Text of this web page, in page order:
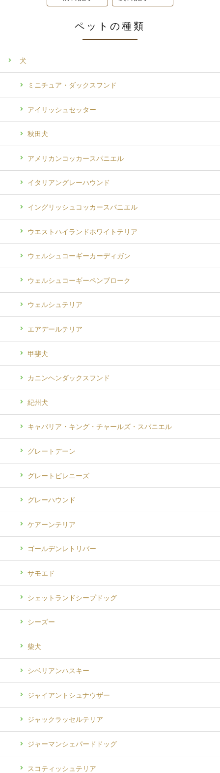
ペットの種類
犬
ミニチュア・ダックスフンド
アイリッシュセッター
秋田犬
アメリカンコッカースパニエル
イタリアングレーハウンド
イングリッシュコッカースパニエル
ウエストハイランドホワイトテリア
ウェルシュコーギーカーディガン
ウェルシュコーギーペンブローク
ウェルシュテリア
エアデールテリア
甲斐犬
カニンヘンダックスフンド
紀州犬
キャバリア・キング・チャールズ・スパニエル
グレートデーン
グレートピレニーズ
グレーハウンド
ケアーンテリア
ゴールデンレトリバー
サモエド
シェットランドシープドッグ
シーズー
柴犬
シベリアンハスキー
ジャイアントシュナウザー
ジャックラッセルテリア
ジャーマンシェパードドッグ
スコティッシュテリア